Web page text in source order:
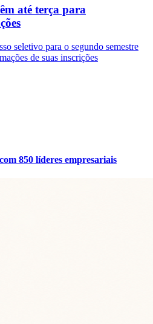
até terça para
seletivo para o segundo semestre
de suas inscrições
850 líderes empresariais